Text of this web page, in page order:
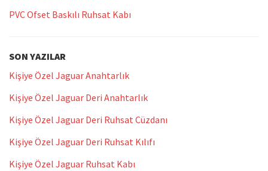
PVC Ofset Baskılı Ruhsat Kabı
SON YAZILAR
Kişiye Özel Jaguar Anahtarlık
Kişiye Özel Jaguar Deri Anahtarlık
Kişiye Özel Jaguar Deri Ruhsat Cüzdanı
Kişiye Özel Jaguar Deri Ruhsat Kılıfı
Kişiye Özel Jaguar Ruhsat Kabı